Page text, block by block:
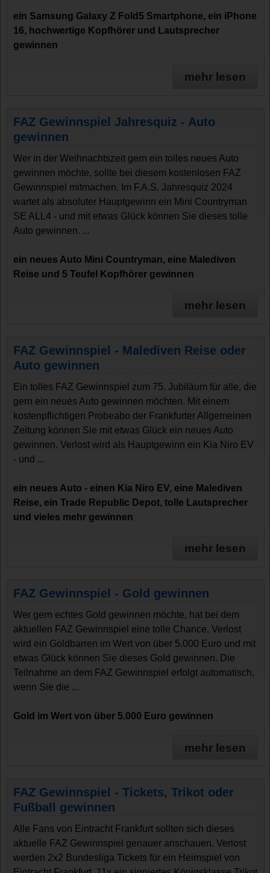
ein Samsung Galaxy Z Fold5 Smartphone, ein iPhone
16, hochwertige Kopfhörer und Lautsprecher
gewinnen
mehr lesen
FAZ Gewinnspiel Jahresquiz - Auto
gewinnen
Wer in der Weihnachtszeit gern ein tolles neues Auto
gewinnen möchte, sollte bei diesem kostenlosen FAZ
Gewinnspiel mitmachen. Im F.A.S. Jahresquiz 2024
wartet als absoluter Hauptgewinn ein Mini Countryman
SE ALL4 - und mit etwas Glück können Sie dieses tolle
Auto gewinnen. ...
ein neues Auto Mini Countryman, eine Malediven
Reise und 5 Teufel Kopfhörer gewinnen
mehr lesen
FAZ Gewinnspiel - Malediven Reise oder
Auto gewinnen
Ein tolles FAZ Gewinnspiel zum 75. Jubiläum für alle, die
gern ein neues Auto gewinnen möchten. Mit einem
kostenpflichtigen Probeabo der Frankfurter Allgemeinen
Zeitung können Sie mit etwas Glück ein neues Auto
gewinnen. Verlost wird als Hauptgewinn ein Kia Niro EV
- und ...
ein neues Auto - einen Kia Niro EV, eine Malediven
Reise, ein Trade Republic Depot, tolle Lautsprecher
und vieles mehr gewinnen
mehr lesen
FAZ Gewinnspiel - Gold gewinnen
Wer gern echtes Gold gewinnen möchte, hat bei dem
aktuellen FAZ Gewinnspiel eine tolle Chance. Verlost
wird ein Goldbarren im Wert von über 5.000 Euro und mit
etwas Glück können Sie dieses Gold gewinnen. Die
Teilnahme an dem FAZ Gewinnspiel erfolgt automatisch,
wenn Sie die ...
Gold im Wert von über 5.000 Euro gewinnen
mehr lesen
FAZ Gewinnspiel - Tickets, Trikot oder
Fußball gewinnen
Alle Fans von Eintracht Frankfurt sollten sich dieses
aktuelle FAZ Gewinnspiel genauer anschauen. Verlost
werden 2x2 Bundesliga Tickets für ein Heimspiel von